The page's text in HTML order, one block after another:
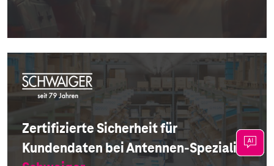
Zertifizierte Sicherheit für
Kundendaten bei Antennen-Spezialist